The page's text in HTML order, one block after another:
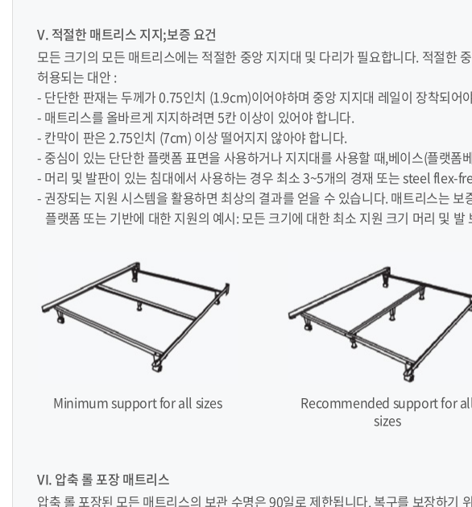
V. 적절한 매트리스 지지;보증 요건
모든 크기의 모든 매트리스에는 적절한 중앙 지지대 및 다리가 필요합니다. 적절한
허용되는 대안 :
- 단단한 판재는 두께가 0.75인치 (1.9cm)이어야하며 중앙 지지대 레일이 장착되어
- 매트리스를 올바르게 지지하려면 5칸 이상이 있어야 합니다.
- 칸막이 판은 2.75인치 (7cm) 이상 떨어지지 않아야 합니다.
- 중심이 있는 단단한 플랫폼 표면을 사용하거나 지지대를 사용할 때,베이스(플랫
- 머리 및 발판이 있는 침대에서 사용하는 경우 최소 3~5개의 경재 또는 steel flex-
- 권장되는 지원 시스템을 활용하면 최상의 결과를 얻을 수 있습니다. 매트리스는
플랫폼 또는 기반에 대한 지원의 예시: 모든 크기에 대한 최소 지원 크기 머리 및 발
Minimum support for all sizes
Recommended support for
sizes
VI. 압축 롤 포장 매트리스
압축 롤 포장된 모든 매트리스의 보관 수명은 90일로 제한됩니다. 복구를 보장하